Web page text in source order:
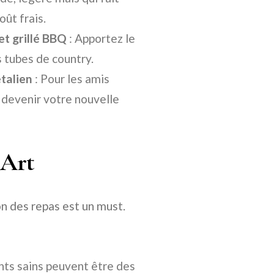
frais.
grillé BBQ : Apportez le
tubes de country.
: Pour les amis
votre nouvelle
Art
des repas est un must.
sains peuvent être des